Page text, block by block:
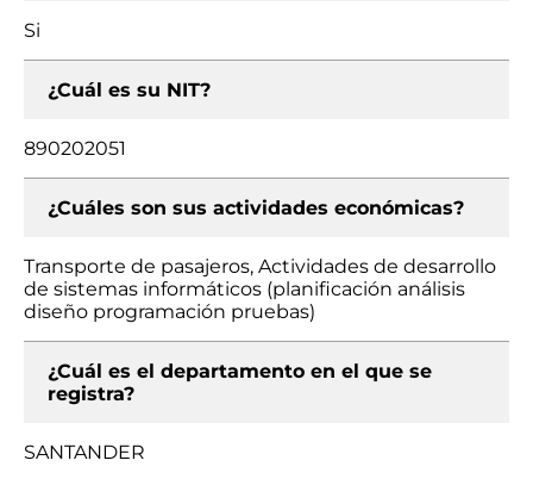
Si
¿Cuál es su NIT?
890202051
¿Cuáles son sus actividades económicas?
Transporte de pasajeros, Actividades de desarrollo
de sistemas informáticos (planificación análisis
diseño programación pruebas)
¿Cuál es el departamento en el que se
registra?
SANTANDER